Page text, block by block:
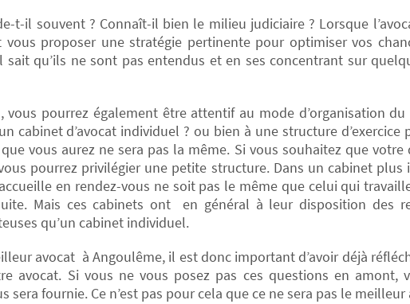
t-il souvent ? Connaît-il bien le milieu judiciaire ? Lorsque
vous proposer une stratégie pertinente pour optimiser vos
sait qu’ils ne sont pas entendus et en ses concentrant sur
vous pourrez également être attentif au mode d’organisation
cabinet d’avocat individuel ? ou bien à une structure
vous aurez ne sera pas la même. Si vous souhaitez que
pourrez privilégier une petite structure. Dans un cabinet plus
en rendez-vous ne soit pas le même que celui qui
Mais ces cabinets ont en général à leur disposition des
qu’un cabinet individuel.
avocat à Angoulême, il est donc important d’avoir déjà
avocat. Si vous ne vous posez pas ces questions en amont,
sera fournie. Ce n’est pas pour cela que ce ne sera pas le meilleur